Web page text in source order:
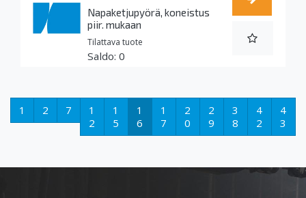
Napaketjupyörä, koneistus
piir. mukaan
Tilattava tuote
0
1 2 7
1
2
1
5
1
6
1
7
2
0
2
9
3
8
4
2
4
3